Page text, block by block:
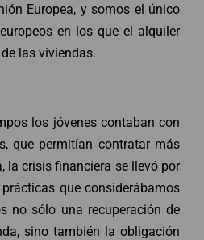
Europea, y somos el único
en los que el alquiler
las viviendas.
los jóvenes contaban con
que permitían contratar más
la crisis financiera se llevó por
que considerábamos
no sólo una recuperación de
sino también la obligación